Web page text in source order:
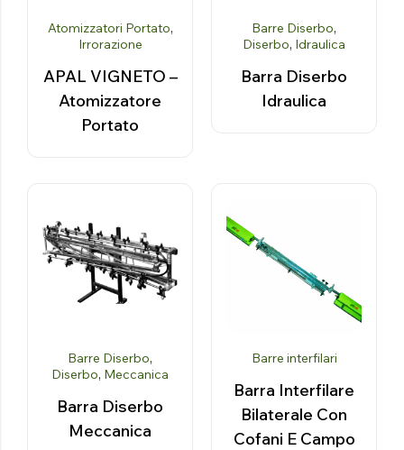
Atomizzatori Portato,
Irrorazione
APAL VIGNETO –
Atomizzatore
Portato
Barre Diserbo,
Diserbo, Idraulica
Barra Diserbo
Idraulica
Barre Diserbo,
Diserbo, Meccanica
Barra Diserbo
Meccanica
Barre interfilari
Barra Interfilare
Bilaterale Con
Cofani E Campo